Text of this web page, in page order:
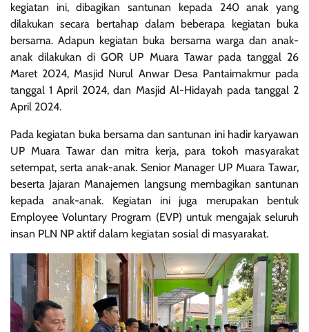
kegiatan ini, dibagikan santunan kepada 240 anak yang
dilakukan secara bertahap dalam beberapa kegiatan buka
bersama. Adapun kegiatan buka bersama warga dan anak-
anak dilakukan di GOR UP Muara Tawar pada tanggal 26
Maret 2024, Masjid Nurul Anwar Desa Pantaimakmur pada
tanggal 1 April 2024, dan Masjid Al-Hidayah pada tanggal 2
April 2024.
Pada kegiatan buka bersama dan santunan ini hadir karyawan
UP Muara Tawar dan mitra kerja, para tokoh masyarakat
setempat, serta anak-anak. Senior Manager UP Muara Tawar,
beserta Jajaran Manajemen langsung membagikan santunan
kepada anak-anak. Kegiatan ini juga merupakan bentuk
Employee Voluntary Program (EVP) untuk mengajak seluruh
insan PLN NP aktif dalam kegiatan sosial di masyarakat.